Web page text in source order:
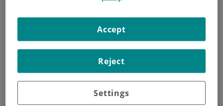
una alta probabilidad de desarrollar una depresión con el
Settings
Reject
Accept